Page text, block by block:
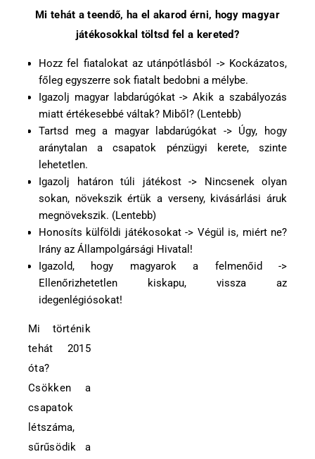
Mi tehát a teendő, ha el akarod érni, hogy magyar
játékosokkal töltsd fel a kereted?
Hozz fel fiatalokat az utánpótlásból -> Kockázatos,
főleg egyszerre sok fiatalt bedobni a mélybe.
Igazolj magyar labdarúgókat -> Akik a szabályozás
miatt értékesebbé váltak? Miből? (Lentebb)
Tartsd meg a magyar labdarúgókat -> Úgy, hogy
aránytalan a csapatok pénzügyi kerete, szinte
lehetetlen.
Igazolj határon túli játékost -> Nincsenek olyan
sokan, növekszik értük a verseny, kivásárlási áruk
megnövekszik. (Lentebb)
Honosíts külföldi játékosokat -> Végül is, miért ne?
Irány az Állampolgársági Hivatal!
Igazold, hogy magyarok a felmenőid ->
Ellenőrizhetetlen kiskapu, vissza az
idegenlégiósokat!
Mi történik
tehát 2015
óta?
Csökken a
csapatok
létszáma,
sűrűsödik a